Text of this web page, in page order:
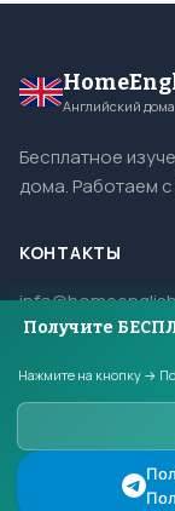
Английский дома
Бесплатное
дома. Работаем
КОНТАКТЫ
ВКонтакте
©
Получите
Нажмите на кнопку →